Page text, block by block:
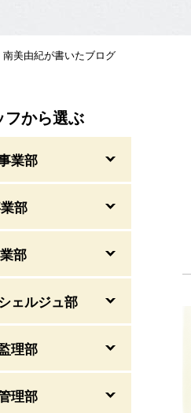
南美由紀が書いたブログ
フから選ぶ
業部
部
部
ェルジュ部
理部
理部